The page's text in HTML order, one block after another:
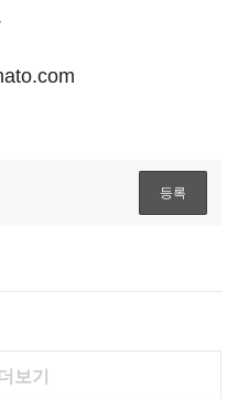
보기